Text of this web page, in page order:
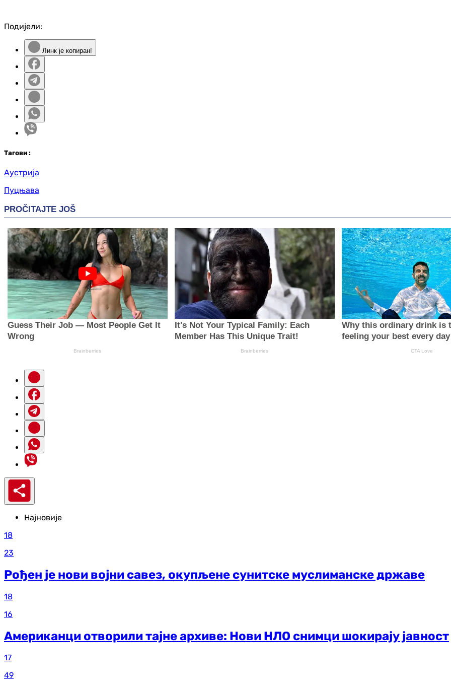
Подијели:
Линк је копиран!
Тагови :
Аустрија
Пуцњава
Најновије
18
23
Рођен је нови војни савез, окупљене сунитске муслиманске државе
18
16
Американци отворили тајне архиве: Нови НЛО снимци шокирају јавност
17
49